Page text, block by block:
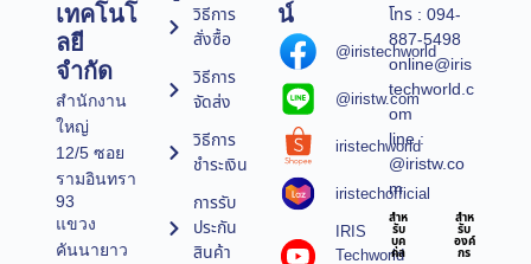
เทคโนโ
ลยี
จำกัด
สำนักงาน
ใหญ่
12/5 ซอย
รามอินทรา
93
แขวง
คันนายาว
วิธีการ
สั่งซื้อ
วิธีการ
จัดส่ง
วิธีการ
ชำระเงิน
การรับ
ประกัน
สินค้า
น์
@iristechworld
@iristw.com
iristechworld
iristechofficial
IRIS
Techworld
โทร : 094-
887-5498
online@iris
techworld.c
om
line :
@iristw.co
m
สำห
รับ
บุค
คล
สำห
รับ
องค์
กร